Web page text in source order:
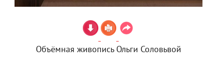
Объёмная живопись Ольги Соловьвой